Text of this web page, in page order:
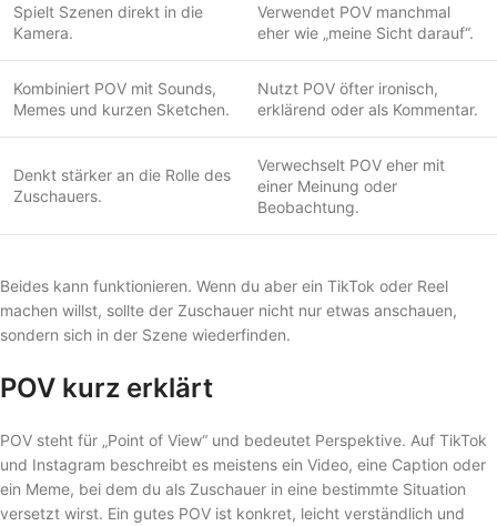
Spielt Szenen direkt in die
Kamera.
Verwendet POV manchmal
eher wie „meine Sicht darauf“.
Kombiniert POV mit Sounds,
Memes und kurzen Sketchen.
Nutzt POV öfter ironisch,
erklärend oder als Kommentar.
Denkt stärker an die Rolle des
Zuschauers.
Verwechselt POV eher mit
einer Meinung oder
Beobachtung.
Beides kann funktionieren. Wenn du aber ein TikTok oder Reel
machen willst, sollte der Zuschauer nicht nur etwas anschauen,
sondern sich in der Szene wiederfinden.
POV kurz erklärt
POV steht für „Point of View“ und bedeutet Perspektive. Auf TikTok
und Instagram beschreibt es meistens ein Video, eine Caption oder
ein Meme, bei dem du als Zuschauer in eine bestimmte Situation
versetzt wirst. Ein gutes POV ist konkret, leicht verständlich und